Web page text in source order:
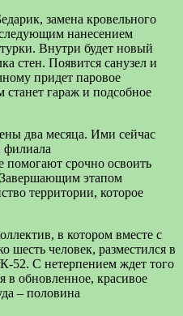
замена кровельного
нанесением
Внутри будет новый
стен. Появится санузел и
придет паровое
гараж и подсобное
два месяца. Ими сейчас
филиала
срочно освоить
этапом
территории, которое
в котором вместе с
шесть человек, разместился в
52. С нетерпением ждет того
в обновленное, красивое
– половина